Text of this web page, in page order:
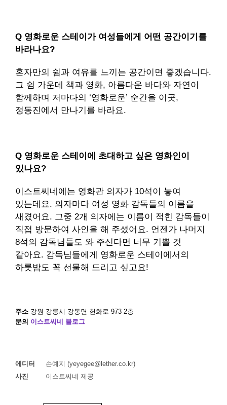
Q 영화로운 스테이가 여성들에게 어떤 공간이기를
바라나요?
혼자만의 쉼과 여유를 느끼는 공간이면 좋겠습니다.
그 쉼 가운데 책과 영화, 아름다운 바다와 자연이
함께하며 저마다의 ‘영화로운’ 순간을 이곳,
정동진에서 만나기를 바라요.
Q 영화로운 스테이에 초대하고 싶은 영화인이
있나요?
이스트씨네에는 영화관 의자가 10석이 놓여
있는데요. 의자마다 여성 영화 감독들의 이름을
새겼어요. 그중 2개 의자에는 이름이 적힌 감독들이
직접 방문하여 사인을 해 주셨어요. 언젠가 나머지
8석의 감독님들도 와 주신다면 너무 기쁠 것
같아요. 감독님들에게 영화로운 스테이에서의
하룻밤도 꼭 선물해 드리고 싶고요!
주소 강원 강릉시 강동면 헌화로 973 2층
문의 이스트씨네 블로그
에디터
손예지 (yeyegee@lether.co.kr)
사진
이스트씨네 제공